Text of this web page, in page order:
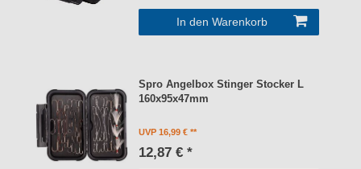
In den Warenkorb
Spro Angelbox Stinger Stocker L
160x95x47mm
UVP 16,99 €
12,87 € *